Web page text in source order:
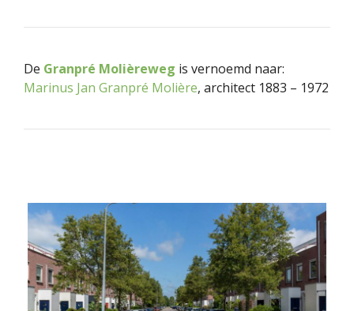
De Granpré Molièreweg is vernoemd naar:
Marinus Jan Granpré Molière, architect 1883 – 1972